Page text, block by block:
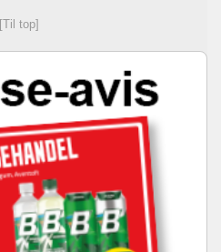
[Til top]